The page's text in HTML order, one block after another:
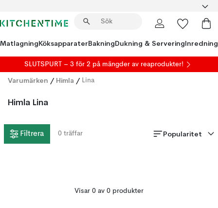
MatlagningKöksapparaterBakningDukning & ServeringInredning
SLUTSPURT – 3 för 2 på mängder av reaprodukter!
Varumärken / Himla / Lina
Himla Lina
Filtrera 0 träffar Popularitet
Visar 0 av 0 produkter